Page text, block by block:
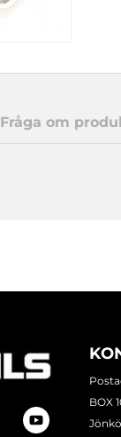
Fråga om
BOX